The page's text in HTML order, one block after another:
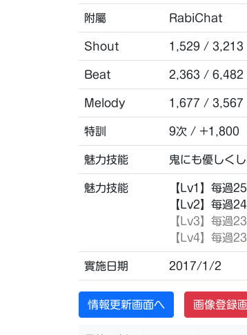
附屬 RabiChat
Shout 1,529 / 3,213
Beat 2,363 / 6,482
Melody 1,677 / 3,567
特訓 9次 / +1,800
魅力技能 鬼にも優しく
魅力技能
【Lv1】每過
【Lv2】每過
【Lv3】 每過
【Lv4】 每過
實施日期 2017/1/2
情報更新画面へ 画像登録